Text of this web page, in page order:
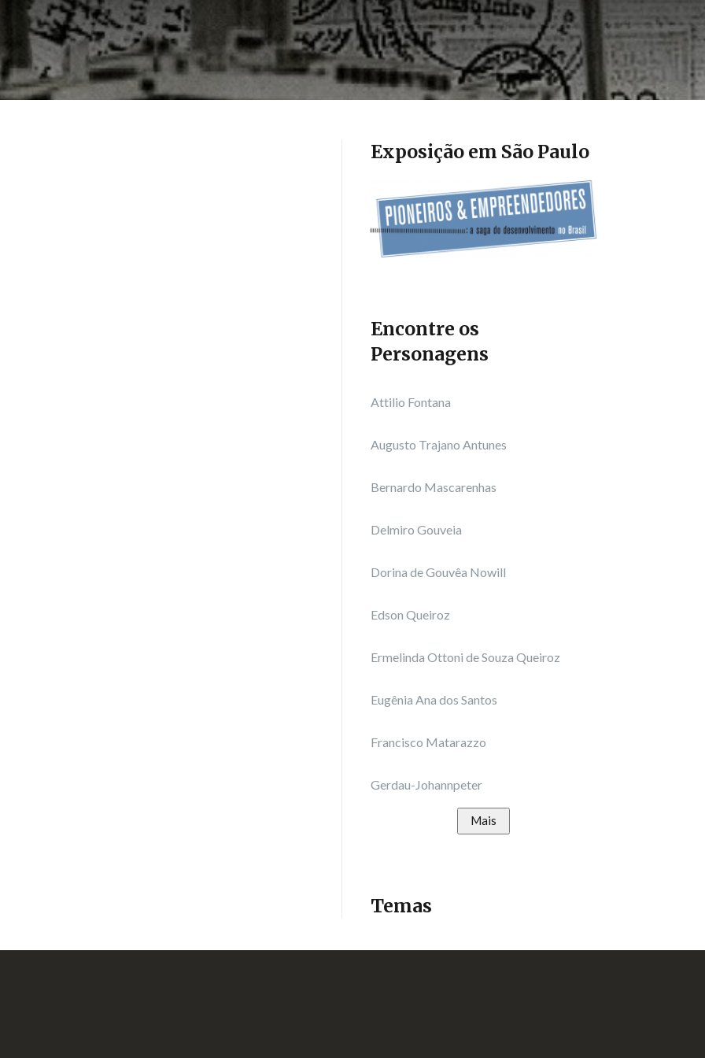
Exposição em São Paulo
Encontre os
Personagens
Attilio Fontana
Augusto Trajano Antunes
Bernardo Mascarenhas
Delmiro Gouveia
Dorina de Gouvêa Nowill
Edson Queiroz
Ermelinda Ottoni de Souza Queiroz
Eugênia Ana dos Santos
Francisco Matarazzo
Gerdau-Johannpeter
Mais
Temas